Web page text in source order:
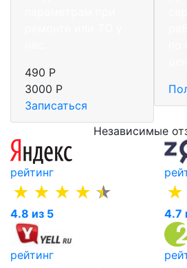
490 Р
3000 Р
Записаться
Независимые
рейтинг
4.8 из 5 4.7
рейтинг